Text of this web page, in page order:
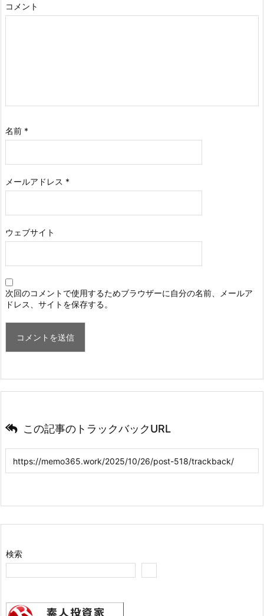
コメント
名前 *
メールアドレス *
ウェブサイト
次回のコメントで使用するためブラウザーに自分の名前、メールア
ドレス、サイトを保存する。
この記事のトラックバックURL
検索